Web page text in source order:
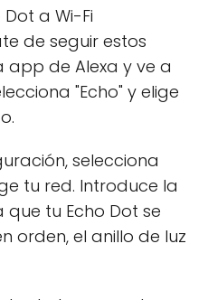
a Wi-Fi
de seguir estos
app de Alexa y ve a
"Echo" y elige
selecciona
tu red. Introduce la
tu Echo Dot se
orden, el anillo de luz